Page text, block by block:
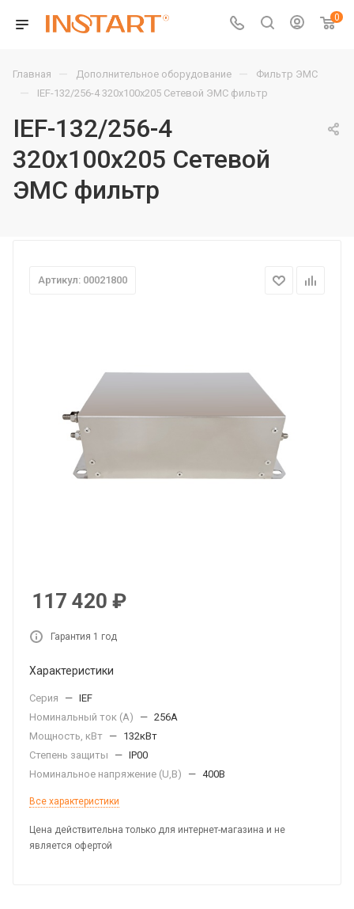
0
Главная — Дополнительное оборудование — Фильтр ЭМС
— IEF-132/256-4 320х100х205 Сетевой ЭМС фильтр
IEF-132/256-4
320х100х205 Сетевой
ЭМС фильтр
Артикул: 00021800
117 420 ₽
Гарантия 1 год
Характеристики
Серия — IEF
Номинальный ток (А)
— 256А
Мощность, кВт — 132кВт
Степень защиты
— IP00
Номинальное напряжение (U,B)
— 400В
Все характеристики
Цена действительна только для интернет-магазина и не
является офертой